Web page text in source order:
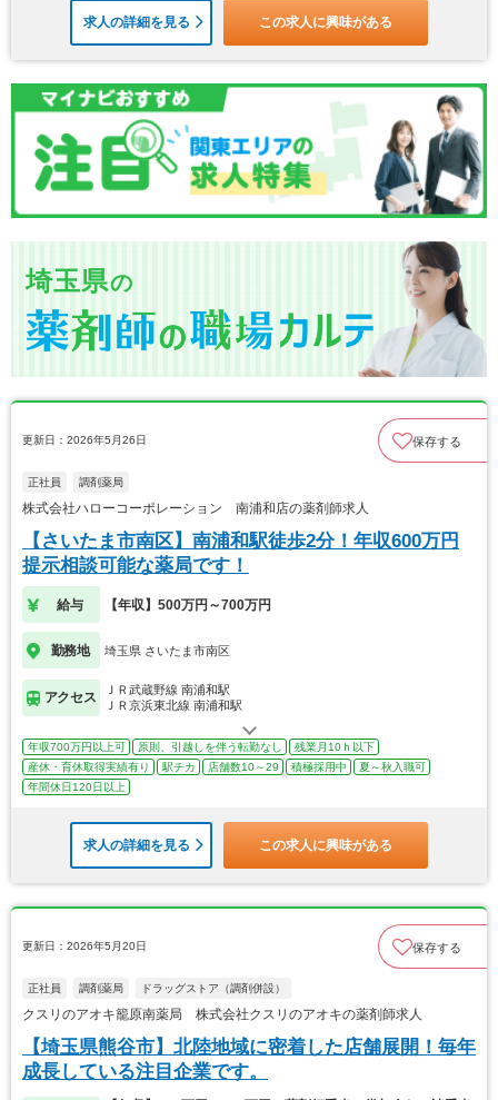
求人の詳細を見る この求人に興味がある
埼玉県の
更新日：2026年5月26日 保存する
正社員 調剤薬局
株式会社ハローコーポレーション 南浦和店の薬剤師求人
【さいたま市南区】南浦和駅徒歩2分！年収600万円
提示相談可能な薬局です！
給与 【年収】500万円～700万円
勤務地 埼玉県 さいたま市南区
アクセス
ＪＲ武蔵野線 南浦和駅
ＪＲ京浜東北線 南浦和駅
年収700万円以上可 原則、引越しを伴う転勤なし
残業月10ｈ以下
産休・育休取得実績有り
駅チカ 店舗数10～29 積極採用中
夏～秋入職可
年間休日120日以上
求人の詳細を見る この求人に興味がある
更新日：2026年5月20日 保存する
正社員 調剤薬局 ドラッグストア（調剤併設）
クスリのアオキ籠原南薬局 株式会社クスリのアオキの薬剤師求人
【埼玉県熊谷市】北陸地域に密着した店舗展開！毎年
成長している注目企業です。